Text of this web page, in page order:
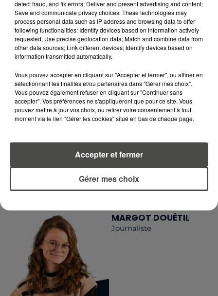
EN TÉLÉCHARGEANT L'APPLICATION MOBILE
RCA
LA RÉDACTION
RCA
Voir toute l'équipe RCA
DIMITRI COUTAND
Journaliste
MARGOT DOUÉTIL
Journaliste
detect fraud, and fix errors; Deliver and present advertising and content;
Save and communicate privacy choices. These technologies may
process personal data such as IP address and browsing data to offer
following functionalities: Identify devices based on information actively
requested; Use precise geolocation data; Match and combine data from
other data sources; Link different devices; Identify devices based on
information transmitted automatically.
Vous pouvez accepter en cliquant sur "Accepter et fermer", ou affiner en
sélectionnant les finalités et/ou partenaires dans "Gérer mes choix".
Vous pouvez également refuser en cliquant sur "Continuer sans
accepter". Vos préférences ne s'appliqueront que pour ce site. Vous
pouvez mettre à jour vos choix, ou retirer votre consentement à tout
moment via le lien "Gérer les cookies" situé en bas de chaque page.
Gérer mes choix
Accepter et fermer